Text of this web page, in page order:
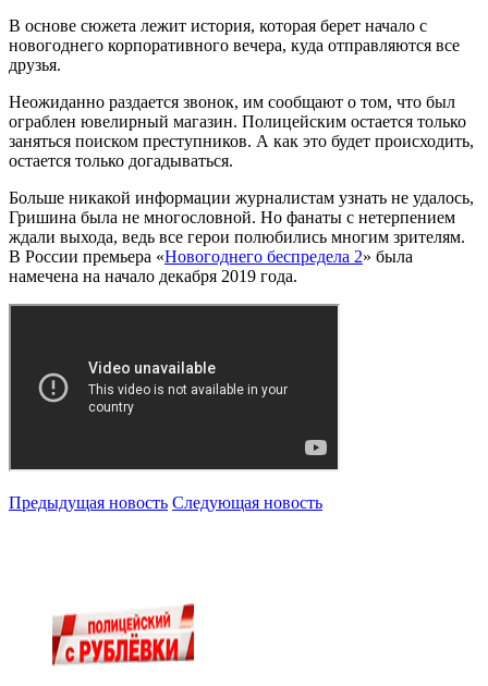
В основе сюжета лежит история, которая берет начало с
новогоднего корпоративного вечера, куда отправляются все
друзья.
Неожиданно раздается звонок, им сообщают о том, что был
ограблен ювелирный магазин. Полицейским остается только
заняться поиском преступников. А как это будет происходить,
остается только догадываться.
Больше никакой информации журналистам узнать не удалось,
Гришина была не многословной. Но фанаты с нетерпением
ждали выхода, ведь все герои полюбились многим зрителям.
В России премьера «Новогоднего беспредела 2» была
намечена на начало декабря 2019 года.
Предыдущая новость Следующая новость